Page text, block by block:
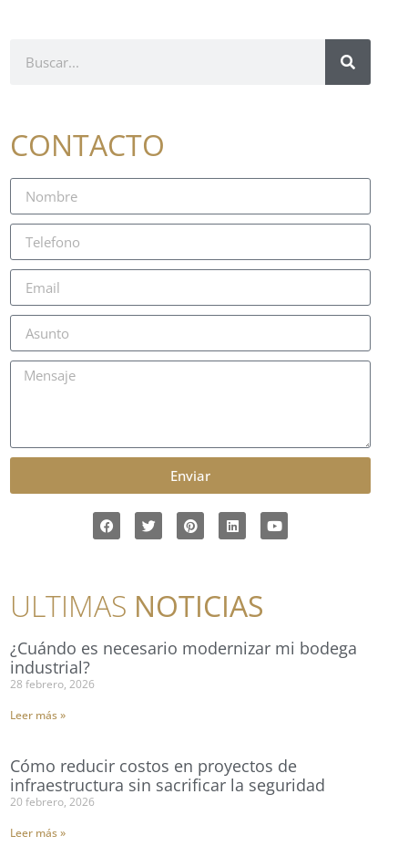
CONTACTO
Enviar
ULTIMAS NOTICIAS
¿Cuándo es necesario modernizar mi bodega
industrial?
28 febrero, 2026
Leer más »
Cómo reducir costos en proyectos de
infraestructura sin sacrificar la seguridad
20 febrero, 2026
Leer más »